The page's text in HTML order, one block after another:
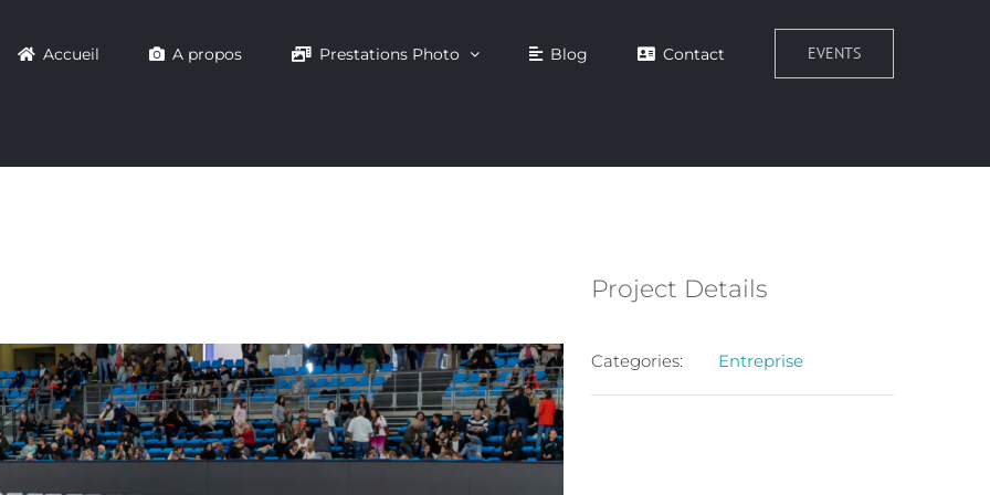
Accueil A propos Prestations Photo Blog Contact EVENTS
Project Details
Categories: Entreprise